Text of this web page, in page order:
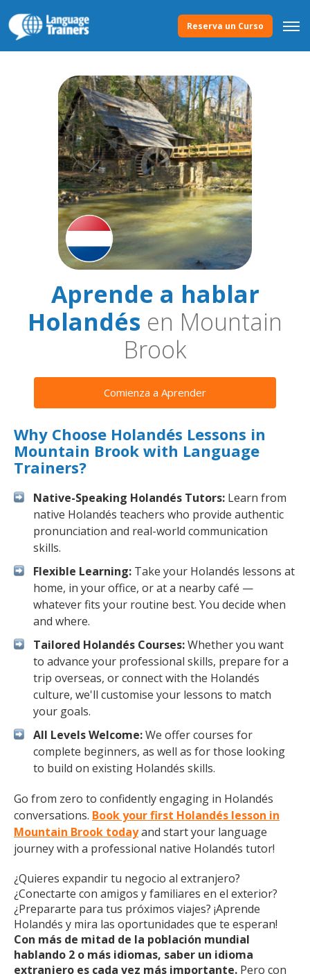
Reserva un Curso
Aprende a hablar
Holandés en Mountain
Brook
Comienza a Aprender
Why Choose Holandés Lessons in
Mountain Brook with Language
Trainers?
Native-Speaking Holandés Tutors: Learn from
native Holandés teachers who provide authentic
pronunciation and real-world communication
skills.
Flexible Learning: Take your Holandés lessons at
home, in your office, or at a nearby café —
whatever fits your routine best. You decide when
and where.
Tailored Holandés Courses:Whether you want
to advance your professional skills, prepare for a
trip overseas, or connect with the Holandés
culture, we'll customise your lessons to match
your goals.
All Levels Welcome:We offer courses for
complete beginners, as well as for those looking
to build on existing Holandés skills.
Go from zero to confidently engaging in Holandés
conversations. Book your first Holandés lesson in
Mountain Brook todayand start your language
journey with a professional native Holandés tutor!
¿Quieres expandir tu negocio al extranjero?
¿Conectarte con amigos y familiares en el exterior?
¿Prepararte para tus próximos viajes? ¡Aprende
Holandés y mira las oportunidades que te esperan!
Con más de mitad de la población mundial
hablando 2 o más idiomas, saber un idioma
extranjero es cada vez más importante. Pero con